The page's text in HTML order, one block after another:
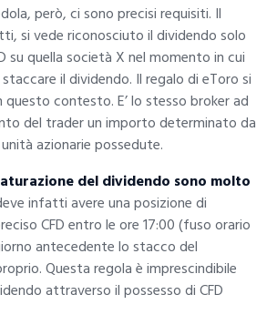
però, ci sono precisi requisiti. Il
si vede riconosciuto il dividendo solo
su quella società X nel momento in cui
il dividendo. Il regalo di eToro si
questo contesto. E’ lo stesso broker ad
del trader un importo determinato da
azionarie possedute.
del dividendo sono molto
infatti avere una posizione di
CFD entro le ore 17:00 (fuso orario
antecedente lo stacco del
Questa regola è imprescindibile
attraverso il possesso di CFD